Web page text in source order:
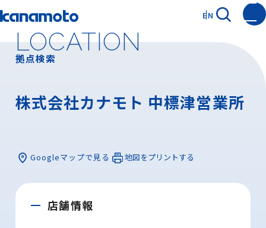
EN
LOCATION
拠点検索
株式会社カナモト 中標津営業所
Googleマップで見る 地図をプリントする
店舗情報